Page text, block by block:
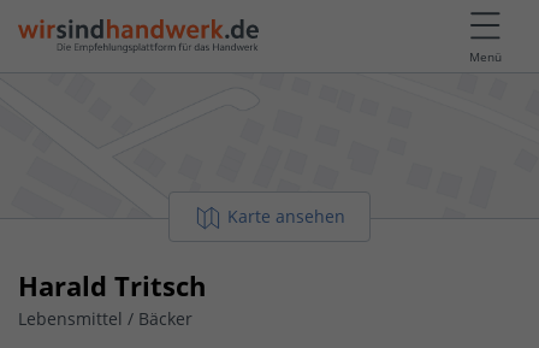
Menü
Karte ansehen
Harald Tritsch
Lebensmittel / Bäcker